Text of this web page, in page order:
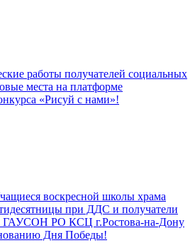
работы получателей социальных
места на платформе
«Рисуй с нами»!
воскресной школы храма
при ДДС и получатели
ГАУСОН РО КСЦ г.Ростова-на-Дону
Дня Победы!